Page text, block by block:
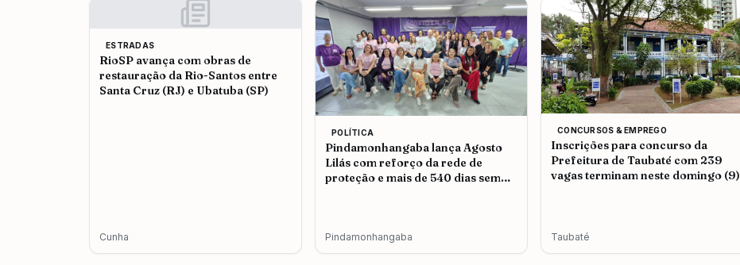
ESTRADAS
RioSP avança com obras de
restauração da Rio-Santos entre
Santa Cruz (RJ) e Ubatuba (SP)
Cunha
POLÍTICA
Pindamonhangaba lança Agosto
Lilás com reforço da rede de
proteção e mais de 540 dias sem
Pindamonhangaba
CONCURSOS & EMPREGO
Inscrições para concurso da
Prefeitura de Taubaté com 239
vagas terminam neste domingo (9)
Taubaté